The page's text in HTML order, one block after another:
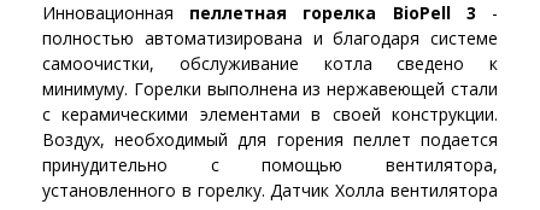
Инновационная пеллетная горелка BioPell 3 -
полностью автоматизирована и благодаря системе
самоочистки, обслуживание котла сведено к
минимуму. Горелки выполнена из нержавеющей стали
с керамическими элементами в своей конструкции.
Воздух, необходимый для горения пеллет подается
принудительно с помощью вентилятора,
установленного в горелку. Датчик Холла вентилятора